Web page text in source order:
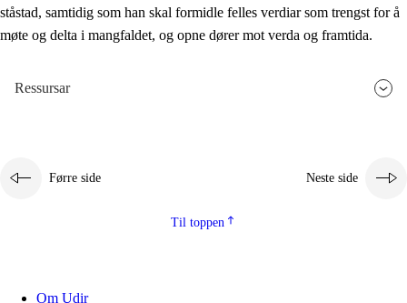
ståstad, samtidig som han skal formidle felles verdiar som trengst for å
møte og delta i mangfaldet, og opne dører mot verda og framtida.
Ressursar
Førre side Neste side
Til toppen
Om Udir